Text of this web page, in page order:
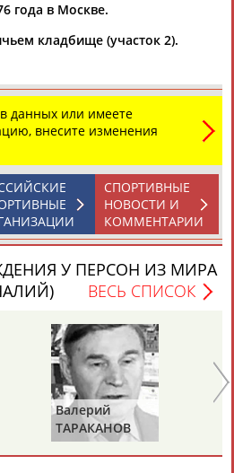
года в Москве.
кладбище (участок 2).
данных или имеете
внесите изменения
СПОРТИВНЫЕ
НОВОСТИ И
КОММЕНТАРИИ
У ПЕРСОН ИЗ МИРА
ВЕСЬ СПИСОК
Валерий
ТАРАКАНОВ